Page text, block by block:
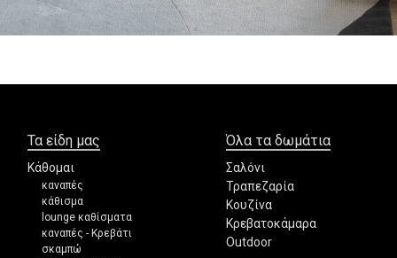
Τα είδη μας
Κάθομαι
καναπές
κάθισμα
lounge καθίσματα
καναπές - Κρεβάτι
σκαμπώ
Όλα τα δωμάτια
Σαλόνι
Τραπεζαρία
Κουζίνα
Κρεβατοκάμαρα
Outdoor